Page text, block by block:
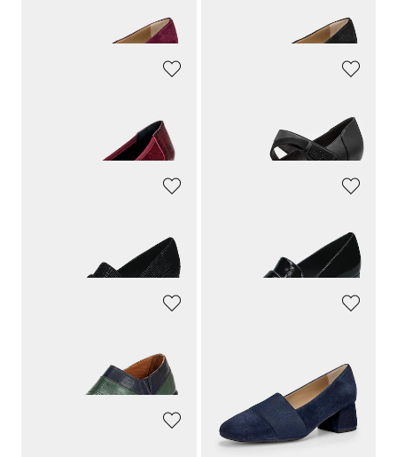
Pumps met riempjes van klittenband
Leren pumps met elegante blokhak